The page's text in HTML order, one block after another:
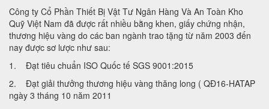
Công ty Cổ Phần Thiết Bị Vật Tư Ngân Hàng Và An Toàn Kho
Quỹ Việt Nam đã được rất nhiều bằng khen, giấy chứng nhận,
thương hiệu vàng do các ban ngành trao tặng từ năm 2003 đến
nay được sơ lược như sau:
1. Đạt tiêu chuẩn ISO Quốc tế SGS 9001:2015
2. Đạt giải thưởng thương hiệu vàng thăng long ( QĐ16-HATAP
ngày 3 tháng 10 năm 2011